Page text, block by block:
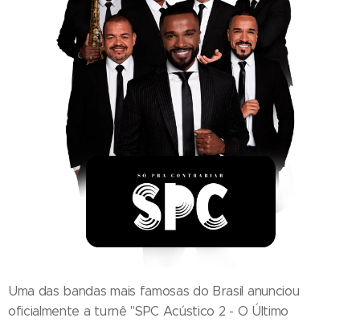
Uma das bandas mais famosas do Brasil anunciou
oficialmente a turnê "SPC Acústico 2 - O Último